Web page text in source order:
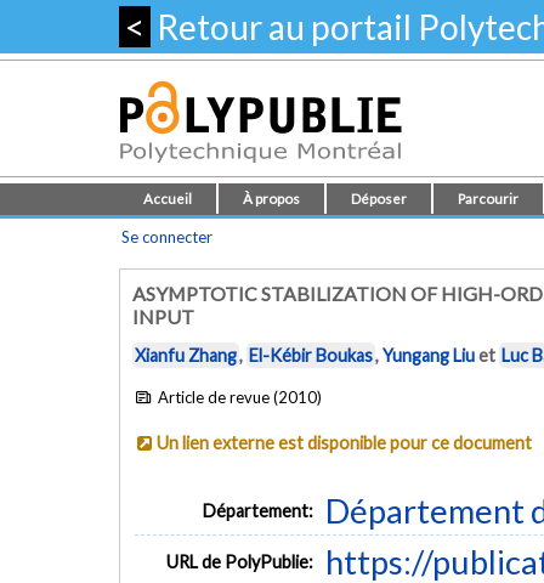
< Retour au portail
Accueil À propos Déposer Parcourir
Se connecter
ASYMPTOTIC STABILIZATION OF HIGH-
INPUT
Xianfu Zhang, El-Kébir Boukas,Yungang Liuet Luc
Article de revue (2010)
Un lien externe est disponible pour ce document
Département: Département
URL de PolyPublie: https://